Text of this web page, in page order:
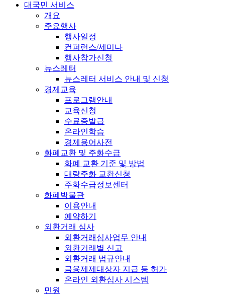
대국민 서비스
개요
주요행사
행사일정
컨퍼런스/세미나
행사참가신청
뉴스레터
뉴스레터 서비스 안내 및 신청
경제교육
프로그램안내
교육신청
수료증발급
온라인학습
경제용어사전
화폐교환 및 주화수급
화폐 교환 기준 및 방법
대량주화 교환신청
주화수급정보센터
화폐박물관
이용안내
예약하기
외환거래 심사
외환거래심사업무 안내
외환거래별 신고
외환거래 법규안내
금융제제대상자 지급 등 허가
온라인 외환심사 시스템
민원